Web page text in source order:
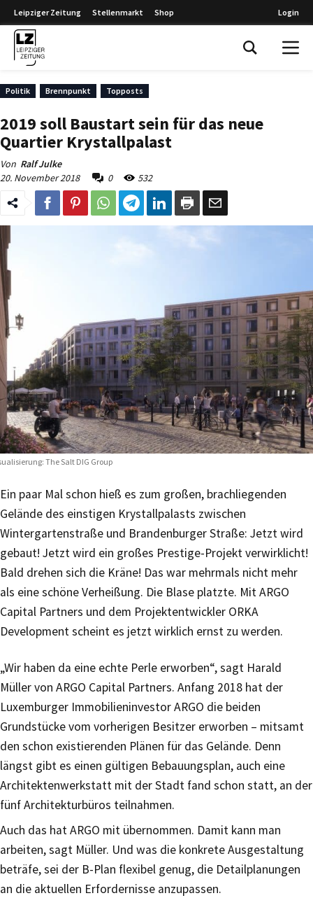
Leipziger Zeitung Stellenmarkt Shop Login
Politik Brennpunkt Topposts
2019 soll Baustart sein für das neue
Quartier Krystallpalast
Von Ralf Julke
20. November 2018
0 532
The Salt DIG Group
Ein paar Mal schon hieß es zum großen, brachliegenden
Gelände des einstigen Krystallpalasts zwischen
Wintergartenstraße und Brandenburger Straße: Jetzt wird
gebaut! Jetzt wird ein großes Prestige-Projekt verwirklicht!
Bald drehen sich die Kräne! Das war mehrmals nicht mehr
als eine schöne Verheißung. Die Blase platzte. Mit ARGO
Capital Partners und dem Projektentwickler ORKA
Development scheint es jetzt wirklich ernst zu werden.
„Wir haben da eine echte Perle erworben“, sagt Harald
Müller von ARGO Capital Partners. Anfang 2018 hat der
Luxemburger Immobilieninvestor ARGO die beiden
Grundstücke vom vorherigen Besitzer erworben – mitsamt
den schon existierenden Plänen für das Gelände. Denn
längst gibt es einen gültigen Bebauungsplan, auch eine
Architektenwerkstatt mit der Stadt fand schon statt, an der
fünf Architekturbüros teilnahmen.
Auch das hat ARGO mit übernommen. Damit kann man
arbeiten, sagt Müller. Und was die konkrete Ausgestaltung
beträfe, sei der B-Plan flexibel genug, die Detailplanungen
an die aktuellen Erfordernisse anzupassen.